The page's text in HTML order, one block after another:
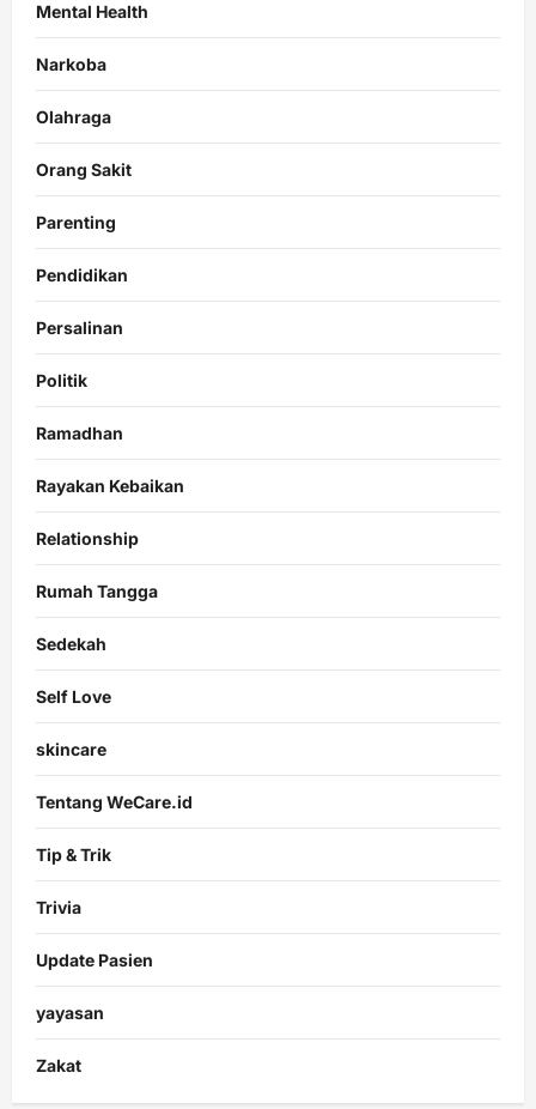
Mental Health
Narkoba
Olahraga
Orang Sakit
Parenting
Pendidikan
Persalinan
Politik
Ramadhan
Rayakan Kebaikan
Relationship
Rumah Tangga
Sedekah
Self Love
skincare
Tentang WeCare.id
Tip & Trik
Trivia
Update Pasien
yayasan
Zakat